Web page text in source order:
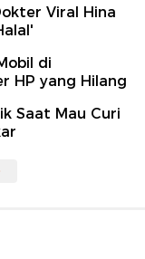
Viral Hina
di
HP yang Hilang
Saat Mau Curi